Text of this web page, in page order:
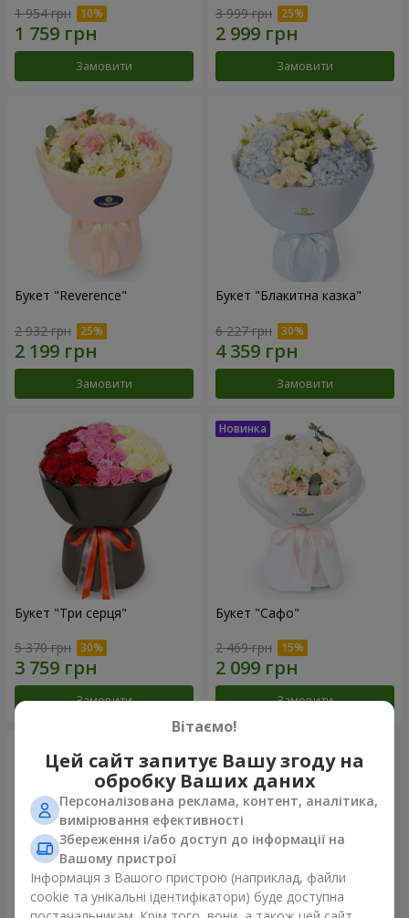
1 954 грн
Замовити
3 999 грн
Замовити
Букет "Reverence"
2 932 грн
Замовити
Букет "Блакитна казка"
6 227 грн
Замовити
Букет "Три серця"
5 370 грн
Замовити
Букет "Сафо"
2 469 грн
Замовити
Вітаємо!
Цей сайт запитує Вашу згоду на
обробку Ваших даних
Персоналізована реклама, контент, аналітика,
вимірювання ефективності
Збереження і/або доступ до інформації на
Вашому пристрої
Інформація з Вашого пристрою (наприклад, файли
cookie та унікальні ідентифікатори) буде доступна